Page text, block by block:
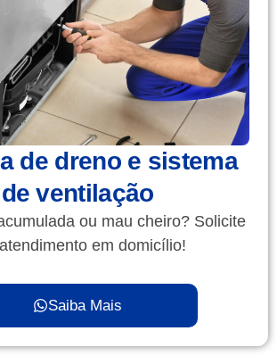
de dreno e sistema
de ventilação
ou mau cheiro? Solicite
em domicílio!
Saiba Mais